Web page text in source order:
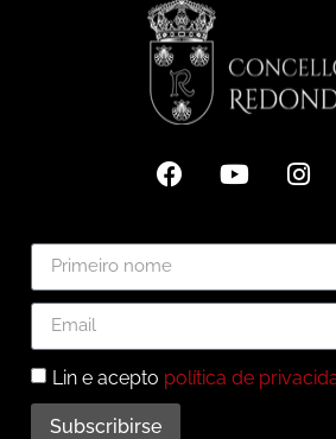
Lin e acepto política de
Subscribirse